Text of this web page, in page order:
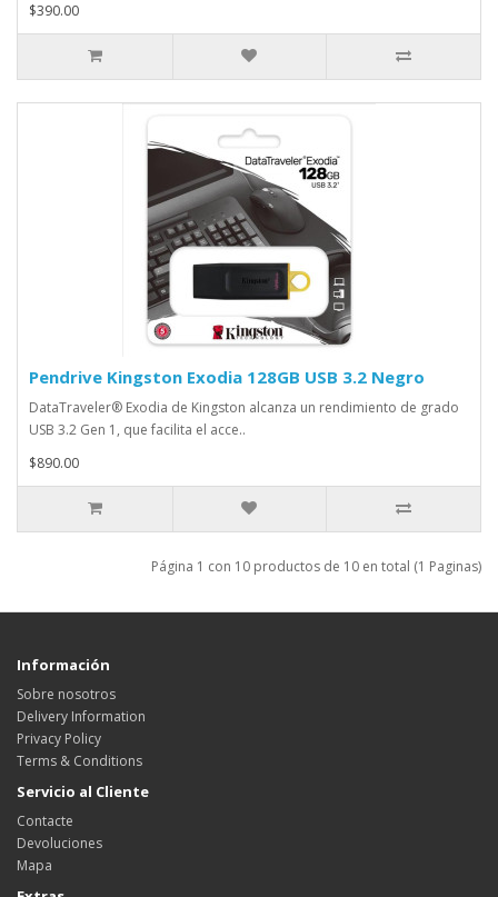
$390.00
Pendrive Kingston Exodia 128GB USB 3.2 Negro
DataTraveler® Exodia de Kingston alcanza un rendimiento de grado
USB 3.2 Gen 1, que facilita el acce..
$890.00
Página 1 con 10 productos de 10 en total (1 Paginas)
Información
Sobre nosotros
Delivery Information
Privacy Policy
Terms & Conditions
Servicio al Cliente
Contacte
Devoluciones
Mapa